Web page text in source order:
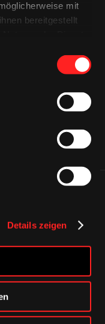
mit
bereitgestellt
Details zeigen